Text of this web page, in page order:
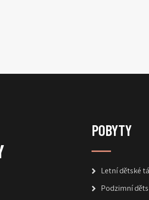
POBYTY
Letní dětské
Podzimní